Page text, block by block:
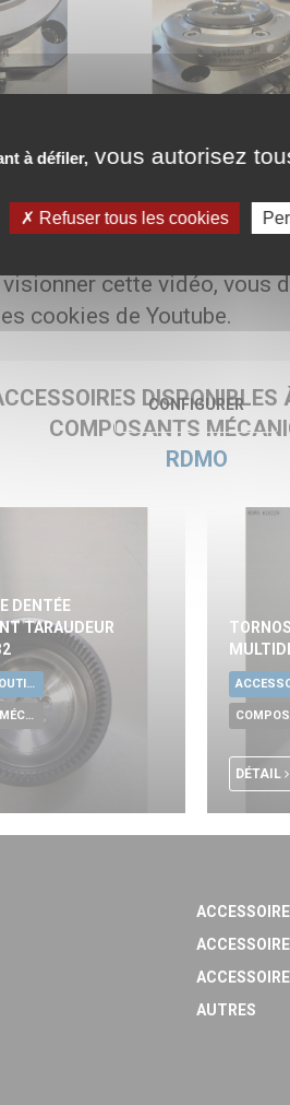
à défiler, vous autorisez
Refuser tous les cookies
cette vidéo, vous
cookies de Youtube.
CONFIGURER
DISPONIBLES
COMPOSANTS
RDMO
DENTÉE
TARAUDEUR
ACCESSOIRES-OUTILLAGE UNIVERSELS
COMPOSANTS MÉCANIQUES
DÉTAIL
AUTRES